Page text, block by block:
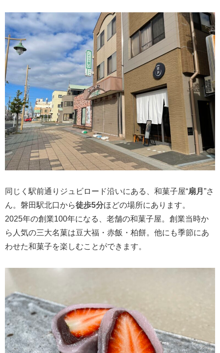
同じく駅前通りジュビロード沿いにある、和菓子屋“扇月 ”さ
ん。磐田駅北口から徒歩5分ほどの場所にあります。
2025年の創業100年になる、老舗の和菓子屋。創業当時か
ら人気の三大名菓は豆大福・赤飯・柏餅。他にも季節にあ
わせた和菓子を楽しむことができます。